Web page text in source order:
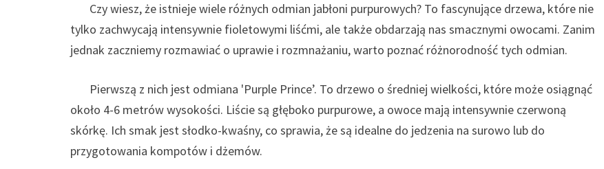
Czy wiesz, że istnieje wiele różnych odmian jabłoni purpurowych? To fascynujące drzewa, które nie
tylko zachwycają intensywnie fioletowymi liśćmi, ale także obdarzają nas smacznymi owocami. Zanim
jednak zaczniemy rozmawiać o uprawie i rozmnażaniu, warto poznać różnorodność tych odmian.
Pierwszą z nich jest odmiana 'Purple Prince’. To drzewo o średniej wielkości, które może osiągnąć
około 4-6 metrów wysokości. Liście są głęboko purpurowe, a owoce mają intensywnie czerwoną
skórkę. Ich smak jest słodko-kwaśny, co sprawia, że są idealne do jedzenia na surowo lub do
przygotowania kompotów i dżemów.